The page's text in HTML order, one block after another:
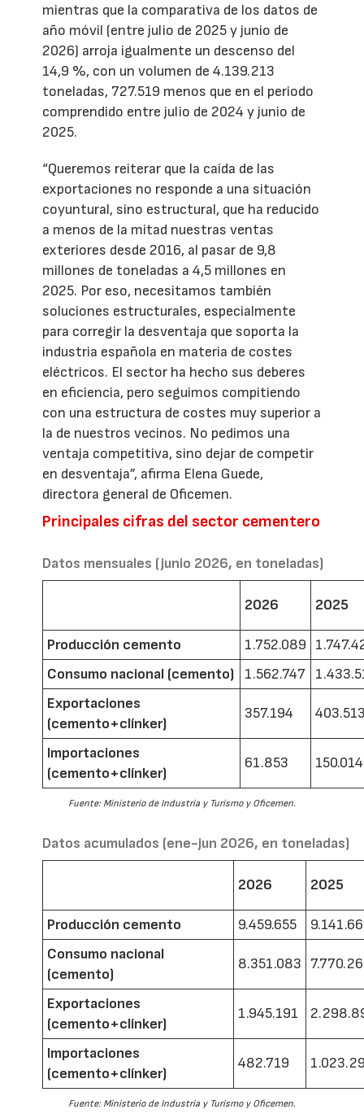
mientras que la comparativa de los datos de
año móvil (entre julio de 2025 y junio de
2026) arroja igualmente un descenso del
14,9 %, con un volumen de 4.139.213
toneladas, 727.519 menos que en el periodo
comprendido entre julio de 2024 y junio de
2025.
“Queremos reiterar que la caída de las
exportaciones no responde a una situación
coyuntural, sino estructural, que ha reducido
a menos de la mitad nuestras ventas
exteriores desde 2016, al pasar de 9,8
millones de toneladas a 4,5 millones en
2025. Por eso, necesitamos también
soluciones estructurales, especialmente
para corregir la desventaja que soporta la
industria española en materia de costes
eléctricos. El sector ha hecho sus deberes
en eficiencia, pero seguimos compitiendo
con una estructura de costes muy superior a
la de nuestros vecinos. No pedimos una
ventaja competitiva, sino dejar de competir
en desventaja”, afirma Elena Guede,
directora general de Oficemen.
Principales cifras del sector cementero
Datos mensuales (junio 2026, en toneladas)
2026 2025
Producción cemento 1.752.089
Consumo nacional (cemento)
1.562.747
Exportaciones
(cemento+clínker)
357.194
Importaciones
(cemento+clínker)
61.853 150.014
Fuente: Ministerio de Industria y Turismo y Oficemen.
Datos acumulados (ene-jun 2026, en toneladas)
2026 2025
Producción cemento 9.459.655
Consumo nacional
(cemento)
8.351.083
Exportaciones
(cemento+clínker)
1.945.191
Importaciones
(cemento+clínker)
482.719
Fuente: Ministerio de Industria y Turismo y Oficemen.